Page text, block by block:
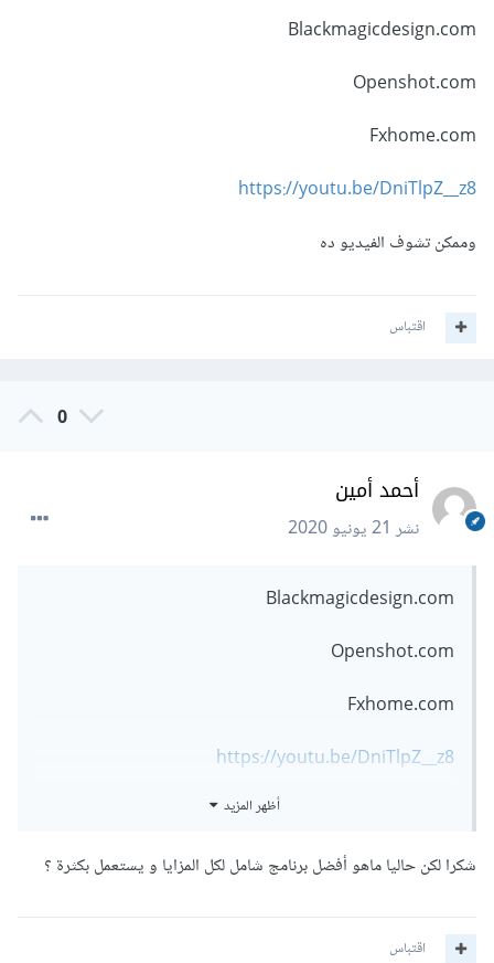
Blackmagicdesign.com
Openshot.com
Fxhome.com
https://youtu.be/DniTlpZ__z8
وممكن تشوف الفيديو ده
اقتباس
0
أحمد أمين
نشر21 يونيو 2020
Blackmagicdesign.com
Openshot.com
Fxhome.com
https://youtu.be/DniTlpZ__z8
أظهر المزيد
شكرا لكن حاليا ماهو أفضل برنامج شامل لكل المزايا و يستعمل بكثرة ؟
اقتباس